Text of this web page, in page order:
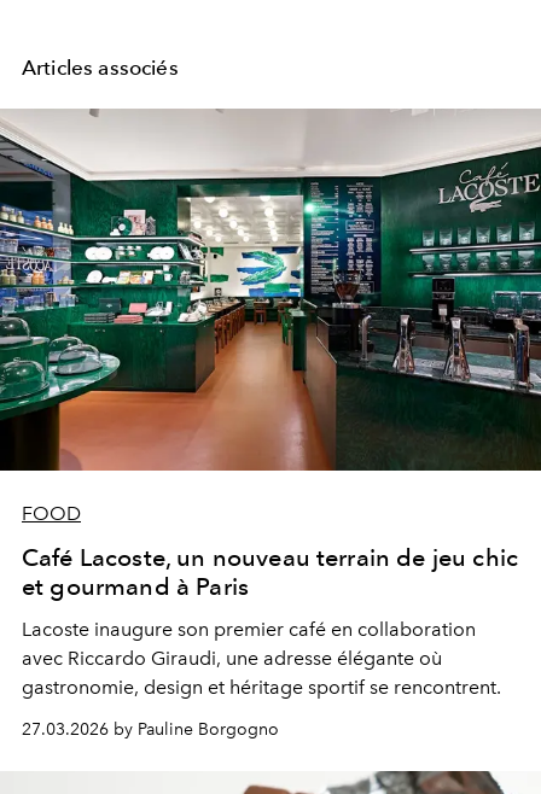
Articles associés
FOOD
Café Lacoste, un nouveau terrain de jeu chic
et gourmand à Paris
Lacoste inaugure son premier café en collaboration
avec Riccardo Giraudi, une adresse élégante où
gastronomie, design et héritage sportif se rencontrent.
27.03.2026 by Pauline Borgogno